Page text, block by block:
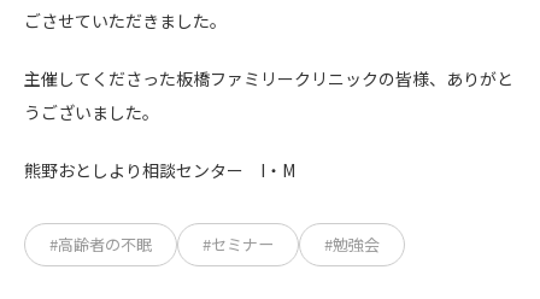
ごさせていただきました。
主催してくださった板橋ファミリークリニックの皆様、ありがと
うございました。
熊野おとしより相談センター I・M
#高齢者の不眠 #セミナー #勉強会